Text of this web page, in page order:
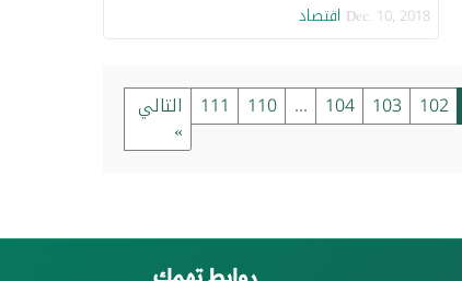
Dec. 10, 2018 اقتصاد
102
103
104
...
110
111 التالي
»
روابط تهمك